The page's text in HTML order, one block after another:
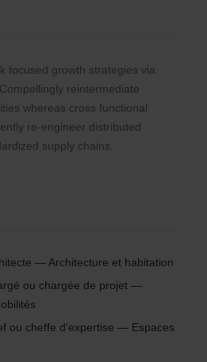
focused growth strategies via
reintermediate
whereas cross functional
re-engineer distributed
supply chains.
— Architecture et habitation
ou chargée de projet —
ou cheffe d’expertise — Espaces